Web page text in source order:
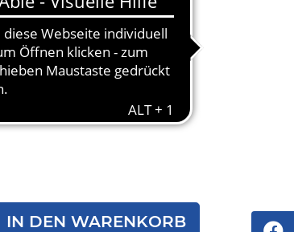
DEN WARENKORB